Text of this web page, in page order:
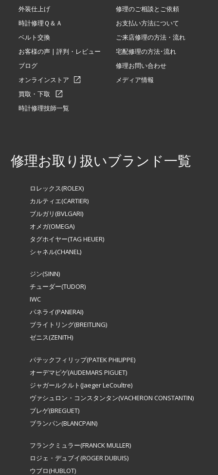
外装仕上げ
時計修理Ｑ＆Ａ
ベルト交換
お客様の声 | 評判・レビュー
ブログ
オンラインストア
買取・下取
時計修理技師一覧
修理のご相談とご依頼
お支払い方法について
ご来店修理の方法・流れ
宅配修理の方法･流れ
修理お問い合わせ
メディア情報
修理お取り扱いブランド一覧
ロレックス(ROLEX)
カルティエ(CARTIER)
ブルガリ(BVLGARI)
オメガ(OMEGA)
タグホイヤー(TAG HEUER)
シャネル(CHANEL)
ジン(SINN)
チューダー(TUDOR)
IWC
パネライ(PANERAI)
ブライトリング(BREITLING)
ゼニス(ZENITH)
パテックフィリップ(PATEK PHILIPPE)
オーデマピゲ(AUDEMARS PIGUET)
ジャガールクルト(Jaeger LeCoultre)
ヴァシュロン・コンスタンタン(VACHERON CONSTANTIN)
ブレゲ(BREGUET)
ブランパン(BLANCPAIN)
フランクミュラー(FRANCK MULLER)
ロジェ・デュブイ(ROGER DUBUIS)
ウブロ(HUBLOT)